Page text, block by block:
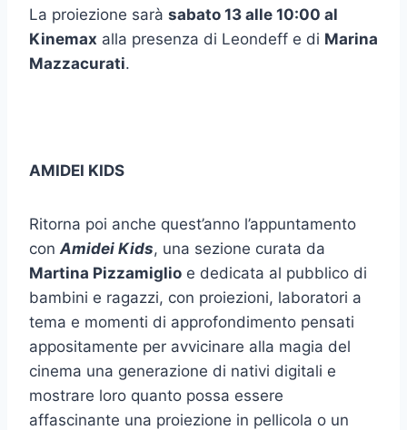
La proiezione sarà sabato 13 alle 10:00 al
Kinemax alla presenza di Leondeff e di Marina
Mazzacurati.
AMIDEI KIDS
Ritorna poi anche quest’anno l’appuntamento
con Amidei Kids, una sezione curata da
Martina Pizzamiglio e dedicata al pubblico di
bambini e ragazzi, con proiezioni, laboratori a
tema e momenti di approfondimento pensati
appositamente per avvicinare alla magia del
cinema una generazione di nativi digitali e
mostrare loro quanto possa essere
affascinante una proiezione in pellicola o un